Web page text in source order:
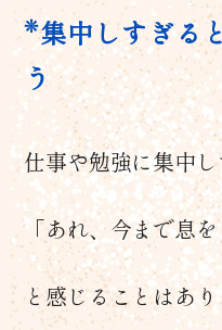
集中しすぎる
う
仕事や勉強に集中
「あれ、今まで息
と感じることはあ